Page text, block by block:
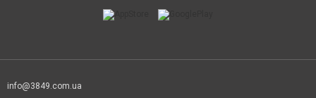
info@3849.com.ua